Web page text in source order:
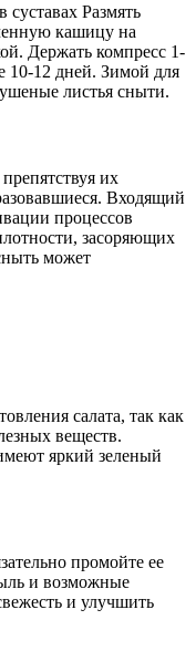
Размять
кашицу на
Держать компресс 1-
10-12 дней. Зимой для
листья сныти.
их
Входящий
процессов
засоряющих
может
салата, так как
веществ.
яркий зеленый
промойте ее
и возможные
и улучшить